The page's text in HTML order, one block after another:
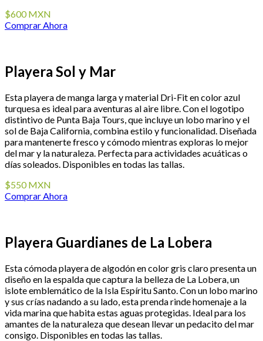
$600 MXN
Comprar Ahora
Playera Sol y Mar
Esta playera de manga larga y material Dri-Fit en color azul
turquesa es ideal para aventuras al aire libre. Con el logotipo
distintivo de Punta Baja Tours, que incluye un lobo marino y el
sol de Baja California, combina estilo y funcionalidad. Diseñada
para mantenerte fresco y cómodo mientras exploras lo mejor
del mar y la naturaleza. Perfecta para actividades acuáticas o
días soleados. Disponibles en todas las tallas.
$550 MXN
Comprar Ahora
Playera Guardianes de La Lobera
Esta cómoda playera de algodón en color gris claro presenta un
diseño en la espalda que captura la belleza de La Lobera, un
islote emblemático de la Isla Espíritu Santo. Con un lobo marino
y sus crías nadando a su lado, esta prenda rinde homenaje a la
vida marina que habita estas aguas protegidas. Ideal para los
amantes de la naturaleza que desean llevar un pedacito del mar
consigo. Disponibles en todas las tallas.